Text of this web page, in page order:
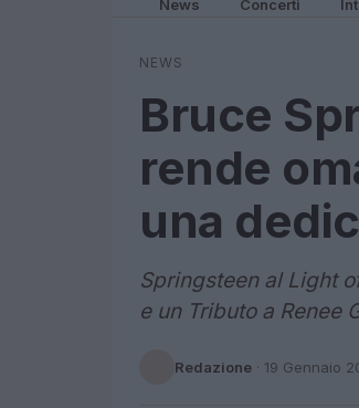
News Concerti
NEWS
Bruce
rende
una
Springsteen al Light
e un Tributo a Renee
Redazione · 19 Gennaio